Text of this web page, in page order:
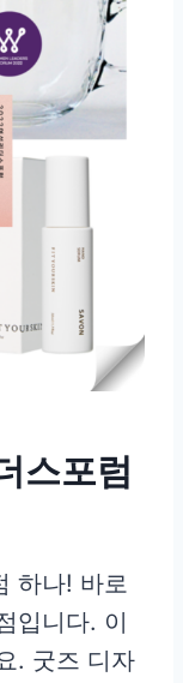
스포럼
하나! 바로
입니다. 이
. 굿즈 디자